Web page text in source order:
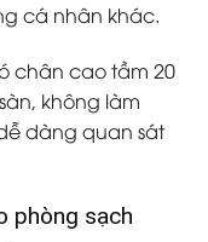
cá nhân khác.
chân cao tầm 20
không làm
dàng quan sát
phòng sạch